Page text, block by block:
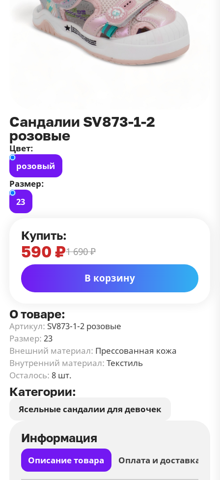
Сандалии SV873-1-2
розовые
Цвет:
розовый
Размер:
23
Купить:
590 ₽1 690 ₽
В корзину
О товаре:
Артикул: SV873-1-2 розовые
Размер: 23
Внешний материал: Прессованная кожа
Внутренний материал: Текстиль
Осталось: 8 шт.
Категории:
Ясельные сандалии для девочек
Информация
Описание товара Оплата и доставка
данныхипубличной оффертой
Зарегистрироваться
100 ₽100 ₽